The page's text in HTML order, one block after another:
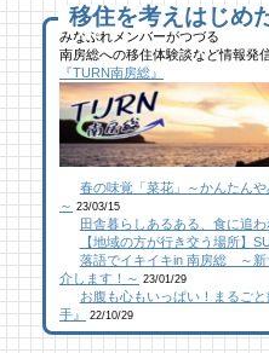
50 views|by
館山にオープ
作り工房
22 views
|by
【コラボ】ジ
おさかなセン
20 views|by
南房総こんな
18 views|by
203 views |by
ブルーベリー
農園 庄兵衛
109 views
|by
館山にオープ
作り工房
106 views|by
南房総こんな
96 views|by
40,694 views|
似顔絵ケーキ
「プチ アンジ
17,148 views|
南房総パン屋
橋本屋製パン
12,847 views|
南房総こんな
12,022 views|
移住を考えはじめ
みなぷれメンバーがつづる
南房総への移住体験談など情報発
『TURN南房総』
春の味覚「菜花」～かんたん
～ 23/03/15
田舎暮らしあるある、食に追
【地域の方が行き交う場所】
落語でイキイキin 南房総 ～
介します！～ 23/01/29
お腹も心もいっぱい！まるご
手』
22/10/29